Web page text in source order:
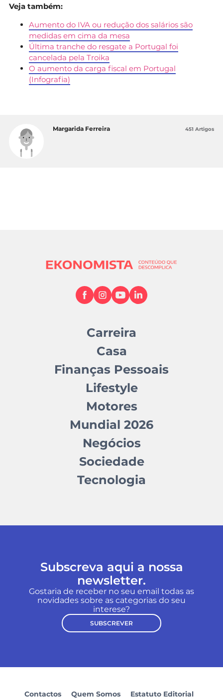
Veja também:
Aumento do IVA ou redução dos salários são
medidas em cima da mesa
Última tranche do resgate a Portugal foi
cancelada pela Troika
O aumento da carga fiscal em Portugal
(Infografia)
Margarida Ferreira 451 Artigos
Carreira
Casa
Finanças Pessoais
Lifestyle
Motores
Mundial 2026
Negócios
Sociedade
Tecnologia
Subscreva aqui a nossa
newsletter.
Gostaria de receber no seu email todas as
novidades sobre as categorias do seu
interese?
SUBSCREVER
Contactos Quem Somos Estatuto Editorial